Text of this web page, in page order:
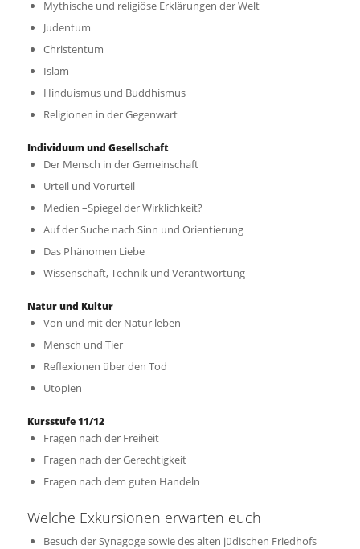
Mythische und religiöse Erklärungen der Welt
Judentum
Christentum
Islam
Hinduismus und Buddhismus
Religionen in der Gegenwart
Individuum und Gesellschaft
Der Mensch in der Gemeinschaft
Urteil und Vorurteil
Medien –Spiegel der Wirklichkeit?
Auf der Suche nach Sinn und Orientierung
Das Phänomen Liebe
Wissenschaft, Technik und Verantwortung
Natur und Kultur
Von und mit der Natur leben
Mensch und Tier
Reflexionen über den Tod
Utopien
Kursstufe 11/12
Fragen nach der Freiheit
Fragen nach der Gerechtigkeit
Fragen nach dem guten Handeln
Welche Exkursionen erwarten euch
Besuch der Synagoge sowie des alten jüdischen Friedhofs